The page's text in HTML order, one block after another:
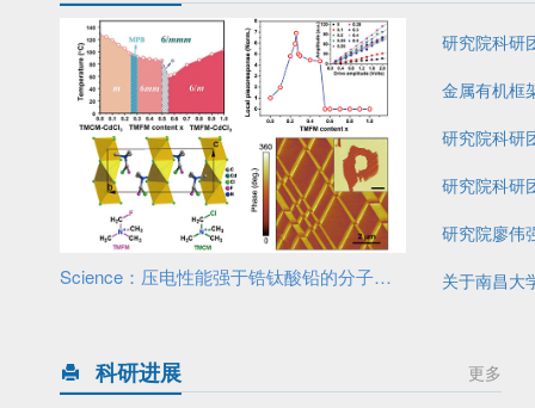
Science：压电性能强于锆钛酸铅的分子铁电固溶体
研究院科研
研究院科研
研究院科研
研究院廖伟
科研进展 更多